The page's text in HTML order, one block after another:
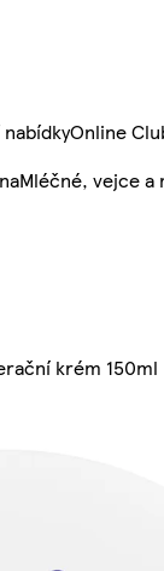
Online
Mléčné, vejce a
krém 150ml